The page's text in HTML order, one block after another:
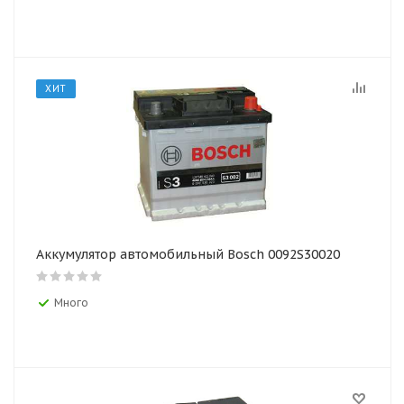
ХИТ
Аккумулятор автомобильный Bosch 0092S30020
Много